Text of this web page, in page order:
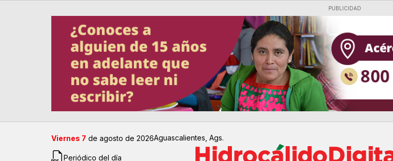
PUBLICIDAD
Viernes 7 de agosto de 2026Aguascalientes, Ags.
Periódico del día